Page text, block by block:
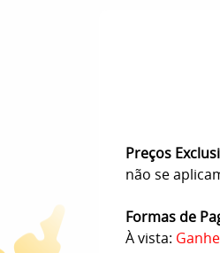
Preços
não se
Formas de
À vista: